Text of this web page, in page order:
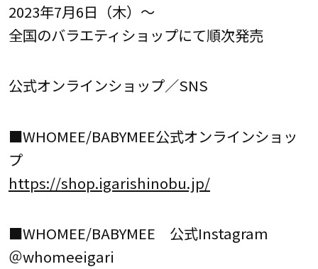
2023年7月6日（木）～
全国のバラエティショップにて順次発売
公式オンラインショップ／SNS
■WHOMEE/BABYMEE公式オンラインショッ
プ
https://shop.igarishinobu.jp/
■WHOMEE/BABYMEE 公式Instagram
＠whomeeigari